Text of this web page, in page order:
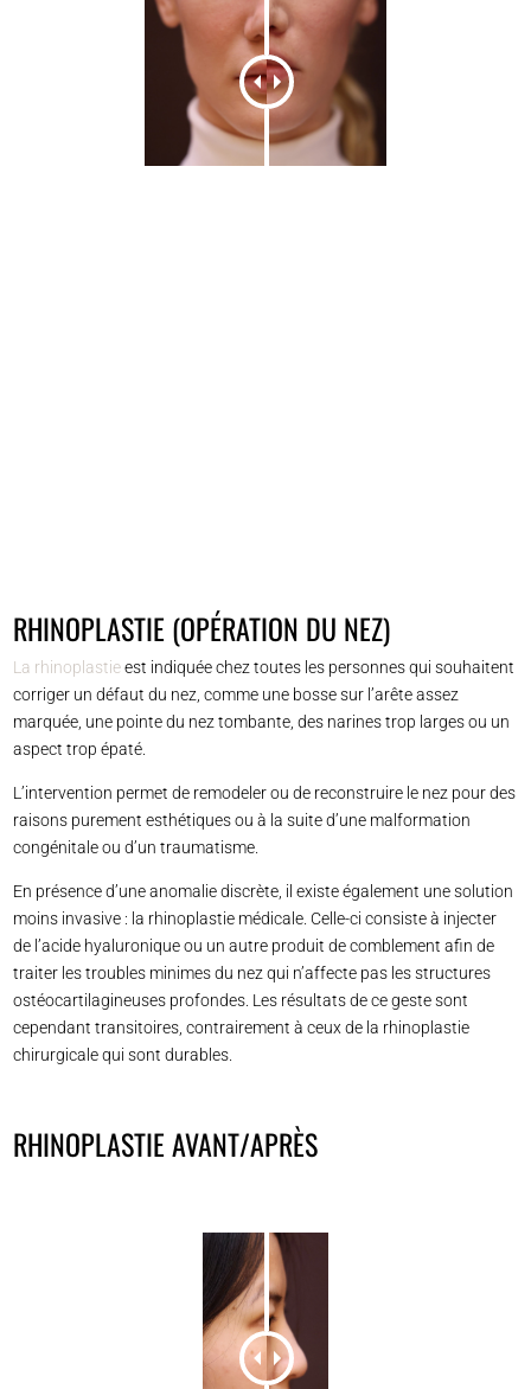
RHINOPLASTIE (OPÉRATION DU NEZ)
La rhinoplastieest indiquée chez toutes les personnes qui souhaitent
corriger un défaut du nez, comme une bosse sur l’arête assez
marquée, une pointe du nez tombante, des narines trop larges ou un
aspect trop épaté.
L’intervention permet de remodeler ou de reconstruire le nez pour des
raisons purement esthétiques ou à la suite d’une malformation
congénitale ou d’un traumatisme.
En présence d’une anomalie discrète, il existe également une solution
moins invasive : la rhinoplastie médicale. Celle-ci consiste à injecter
de l’acide hyaluronique ou un autre produit de comblement afin de
traiter les troubles minimes du nez qui n’affecte pas les structures
ostéocartilagineuses profondes. Les résultats de ce geste sont
cependant transitoires, contrairement à ceux de la rhinoplastie
chirurgicale qui sont durables.
RHINOPLASTIE AVANT/APRÈS